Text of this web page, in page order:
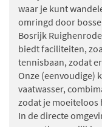
waar je kunt
omringd door
Bosrijk
biedt faciliteiten,
tennisbaan, zodat
Onze (eenvoudige)
vaatwasser,
zodat je
In de directe